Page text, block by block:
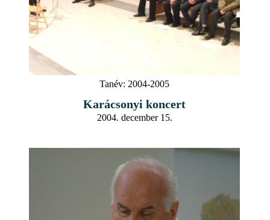
Tanév: 2004-2005
Karácsonyi koncert
2004. december 15.